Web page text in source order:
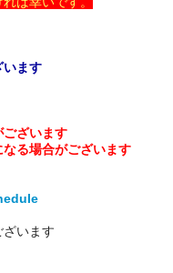
います
ざいます
る場合がございます
います